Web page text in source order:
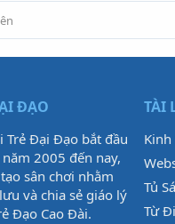
ĐẠO
Trẻ Đại Đạo bắt đầu
2005 đến nay,
sân chơi nhằm
và chia sẻ giáo lý
Đạo Cao Đài.
TÀI
Kinh
Tủ
Từ